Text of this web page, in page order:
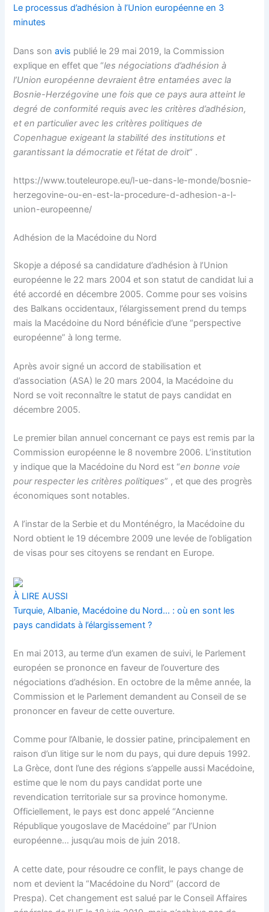
Le processus d’adhésion à l’Union européenne en 3
minutes
Dans sonavis publié le 29 mai 2019, la Commission
explique en effet que “les négociations d’adhésion à
l’Union européenne devraient être entamées avec la
Bosnie-Herzégovine une fois que ce pays aura atteint le
degré de conformité requis avec les critères d’adhésion,
et en particulier avec les critères politiques de
Copenhague exigeant la stabilité des institutions et
garantissant la démocratie et l’état de droit” .
https://www.touteleurope.eu/l-ue-dans-le-monde/bosnie-
herzegovine-ou-en-est-la-procedure-d-adhesion-a-l-
union-europeenne/
Adhésion de la Macédoine du Nord
Skopje a déposé sa candidature d’adhésion à l’Union
européenne le 22 mars 2004 et son statut de candidat lui a
été accordé en décembre 2005. Comme pour ses voisins
des Balkans occidentaux, l’élargissement prend du temps
mais la Macédoine du Nord bénéficie d’une “perspective
européenne” à long terme.
Après avoir signé un accord de stabilisation et
d’association (ASA) le 20 mars 2004, la Macédoine du
Nord se voit reconnaître le statut de pays candidat en
décembre 2005.
Le premier bilan annuel concernant ce pays est remis par la
Commission européenne le 8 novembre 2006. L’institution
y indique que la Macédoine du Nord est “en bonne voie
pour respecter les critères politiques” , et que des progrès
économiques sont notables.
A l’instar de la Serbie et du Monténégro, la Macédoine du
Nord obtient le 19 décembre 2009 une levée de l’obligation
de visas pour ses citoyens se rendant en Europe.
À LIRE AUSSI
Turquie, Albanie, Macédoine du Nord… : où en sont les
pays candidats à l’élargissement ?
En mai 2013, au terme d’un examen de suivi, le Parlement
européen se prononce en faveur de l’ouverture des
négociations d’adhésion. En octobre de la même année, la
Commission et le Parlement demandent au Conseil de se
prononcer en faveur de cette ouverture.
Comme pour l’Albanie, le dossier patine, principalement en
raison d’un litige sur le nom du pays, qui dure depuis 1992.
La Grèce, dont l’une des régions s’appelle aussi Macédoine,
estime que le nom du pays candidat porte une
revendication territoriale sur sa province homonyme.
Officiellement, le pays est donc appelé “Ancienne
République yougoslave de Macédoine” par l’Union
européenne… jusqu’au mois de juin 2018.
A cette date, pour résoudre ce conflit, le pays change de
nom et devient la “Macédoine du Nord” (accord de
Prespa). Cet changement est salué par le Conseil Affaires